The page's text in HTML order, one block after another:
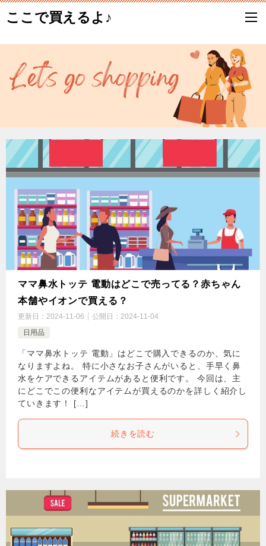
ここで買えるよ♪
ママ鼻水トッテ 電動はどこで売ってる？赤ちゃん
本舗やイオンで買える？
更新日： 2024-11-06 公開日： 2024-11-04
日用品
「ママ鼻水トッテ 電動」はどこで購入できるのか、気に
なりますよね。 特に小さなお子さんがいると、手早く鼻
水をケアできるアイテムがあると便利です。 今回は、主
にどこでこの便利なアイテムが買えるのかを詳しく紹介し
ていきます！ […]
続きを読む